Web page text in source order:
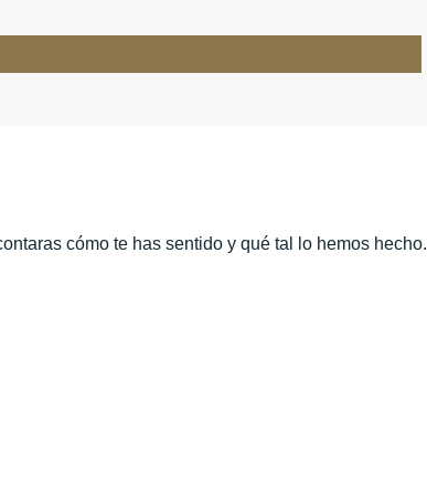
cómo te has sentido y qué tal lo hemos hecho.